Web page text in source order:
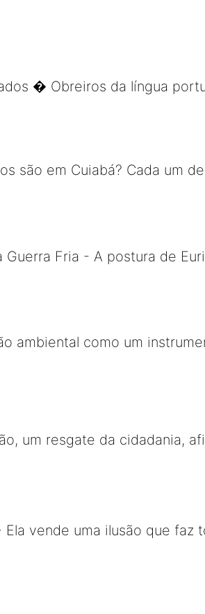
� Obreiros da língua
são em Cuiabá? Cada um
Guerra Fria - A postura de
ambiental como um
um resgate da cidadania,
Ela vende uma ilusão que faz